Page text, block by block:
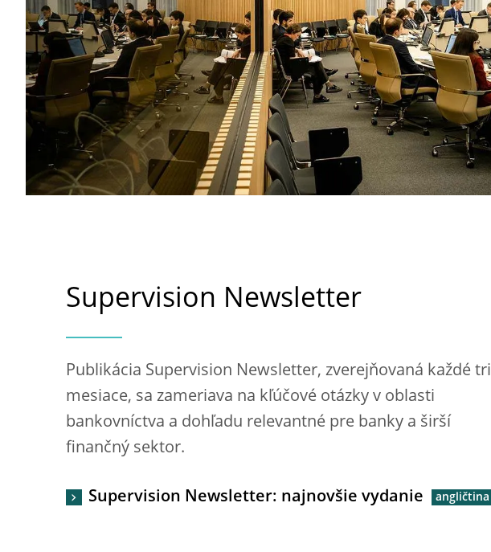
Supervision Newsletter
Publikácia Supervision Newsletter, zverejňovaná každé tri
mesiace, sa zameriava na kľúčové otázky v oblasti
bankovníctva a dohľadu relevantné pre banky a širší
finančný sektor.
Supervision Newsletter: najnovšie vydanie